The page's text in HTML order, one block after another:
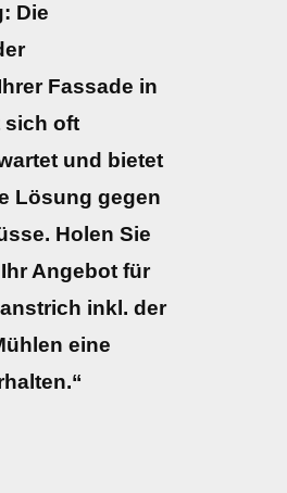
Die
Fassade in
sich oft
und bietet
Lösung gegen
Holen Sie
Angebot für
inkl. der
eine